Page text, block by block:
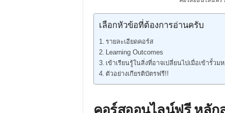
เลือกหัวข้อที่ต้องการอ่านครับ
รายละเอียดคอร์ส
Learning Outcomes
เข้าเรียนรู้ในสิ่งที่อาจเปลี่ยนไปเมื่อเข้ารั้ว
ตัวอย่างเกียรติบัตรฟรี!!
คอร์สออนไลน์ฟรี หลัก